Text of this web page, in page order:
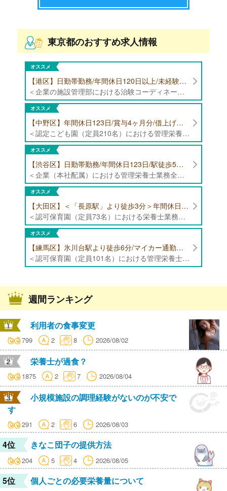
東京都のおすすめ求人情報
オススメ
【港区】日勤帯勤務/年間休日120日以上/未経験者歓迎/健康食品の臨床試験に携わる管理栄養士・栄養士の治験コーディネーター募集！
＜企業の施設管理部における治験コーディネーター業務全般＞ ・健康食品の臨床試験に伴う指導 ・スケジュール調整等の被験者管理 ・データ収集、書類作成 ・医療機関にて被験者への説明や誘導 ・栄養指導、栄養計算
オススメ
【中野区】年間休日123日/賞与4ヶ月分/借上げ住宅制度あり 認定こども園（定員210名）にて管理栄養士・栄養士募集！
＜認定こども園（定員210名）における管理栄養士・栄養士業務全般＞ ・管理栄養士、栄養士業務全般
オススメ
【渋谷区】日勤帯勤務/年間休日123日/駅徒歩5分/企業（本社配属）にて管理栄養士募集！
＜企業（本社配属）における管理栄養士業務全般＞ ・本社および在宅（週1日程度）で、運営・受託する保育園（約50箇所）の管理栄養士・マネジメント業務全般 ・調理指導、育成 ・調理代行※欠員時 ・衛生管理 ・献立作成 ・食材発注 ・園長、調理スタッフとの給食会議 ・クライアント企業との給食会議（食育等の企画提案） ・採用業務（面接・施設見学同行）など ・担当保育園の定期巡回（直行やオンライン対応あり） ※23区内の認可保育園や、事業所内保育園（市川市、古河市、厚木市・追浜等）
オススメ
【大田区】＜「長原駅」より徒歩3分＞年間休日120日以上/最大10連休取得可能/日勤帯勤務のみ 認可保育園（定員73名）にて、栄養士の募集！
＜認可保育園（定員73名）における栄養士業務全般＞ ・調理（朝おやつ・給食・おやつ・補食） ・盛付け、片づけ ・食育、保育室への給食ラウンド、事務業務 ・調理室のお掃除、備蓄の確認、発注など ※定員:73名(0歳児6名、1歳歳児10名、2歳児12名、3歳-5歳児各15名)
オススメ
【練馬区】氷川台駅より徒歩6分/マイカー通勤可能/年間休日120日/賞与高水準 認可保育園（定員101名）にて管理栄養士・栄養士・調理師募集！
＜認可保育園（定員101名）における管理栄養士・栄養士・調理師業務全般＞ ・調理業務全般 ・離乳食、アレルギー除去食対応 ・食育活動
週間ランキング
利用者の食事変更
799 2 8 2026/08/02
栄養士が過食？
1875 2 7 2026/08/04
小規模施設の調理経験がないのが不安で
す
291 2 6 2026/08/03
4位 きなこ団子の提供方法
204 5 4 2026/08/05
5位 個人ごとの必要栄養量について